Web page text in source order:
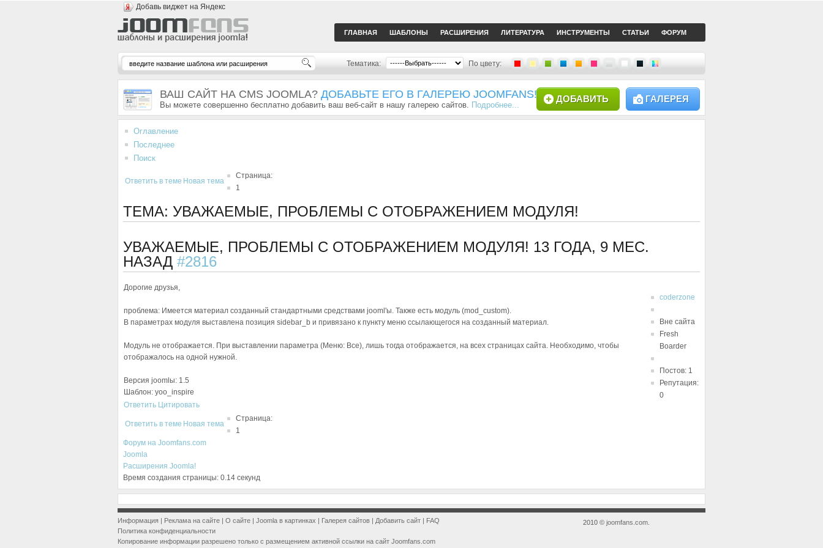
Добавь виджет на Яндекс
ГЛАВНАЯ ШАБЛОНЫ РАСШИРЕНИЯ ЛИТЕРАТУРА ИНСТРУМЕНТЫ СТАТЬИ ФОРУМ
Тематика: По цвету:
ВАШ САЙТ НА CMS JOOMLA? ДОБАВЬТЕ ЕГО В ГАЛЕРЕЮ JOOMFANS!
Вы можете совершенно бесплатно добавить ваш веб-сайт в нашу галерею сайтов. Подробнее...
ГАЛЕРЕЯ
ДОБАВИТЬ
Оглавление
Последнее
Поиск
Ответить в теме Новая тема
Страница:
1
ТЕМА: УВАЖАЕМЫЕ, ПРОБЛЕМЫ С ОТОБРАЖЕНИЕМ МОДУЛЯ!
УВАЖАЕМЫЕ, ПРОБЛЕМЫ С ОТОБРАЖЕНИЕМ МОДУЛЯ! 13 ГОДА, 9 МЕС.
НАЗАД #2816
Дорогие друзья,
проблема: Имеется материал созданный стандартными средствами jooml'ы. Также есть модуль (mod_custom).
В параметрах модуля выставлена позиция sidebar_b и привязано к пункту меню ссылающегося на созданный материал.
Модуль не отображается. При выставлении параметра (Меню: Все), лишь тогда отображается, на всех страницах сайта. Необходимо, чтобы
отображалось на одной нужной.
Версия joomlы: 1.5
Шаблон: yoo_inspire
coderzone
Вне сайта
Fresh
Boarder
Постов: 1
Репутация:
0
Ответить Цитировать
Ответить в теме Новая тема
Страница:
1
Форум на Joomfans.com
Joomla
Расширения Joomla!
Время создания страницы: 0.14 секунд
Информация | Реклама на сайте | О сайте | Joomla в картинках | Галерея сайтов | Добавить сайт | FAQ
Политика конфиденциальности
Копирование информации разрешено только с размещением активной ссылки на сайт Joomfans.com
2010 © joomfans.com